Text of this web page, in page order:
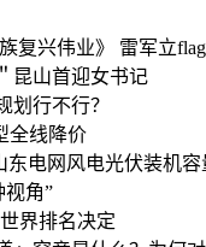
复兴伟业》
雷军立
昆山首迎女书记
划行不行？
全线降价
东电网风电光伏装机
视角”
界排名决定